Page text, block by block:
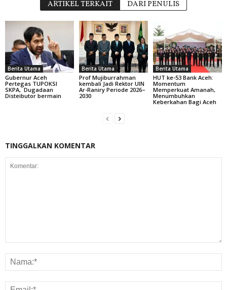
ARTIKEL TERKAIT DARI PENULIS
Berita Utama
Gubernur Aceh
Pertegas TUPOKSI
SKPA, Dugadaan
Disteibutor bermain
Berita Utama
Prof Mujiburrahman
kembali Jadi Rektor UIN
Ar-Raniry Periode 2026–
2030
Berita Utama
HUT ke-53 Bank Aceh:
Momentum
Memperkuat Amanah,
Menumbuhkan
Keberkahan Bagi Aceh
TINGGALKAN KOMENTAR